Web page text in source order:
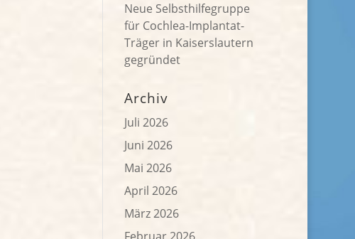
Neue Selbsthilfegruppe
für Cochlea-Implantat-
Träger in Kaiserslautern
gegründet
Archiv
Juli 2026
Juni 2026
Mai 2026
April 2026
März 2026